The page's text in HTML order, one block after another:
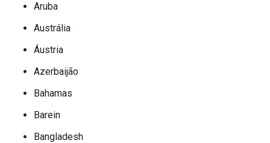
Aruba
Austrália
Áustria
Azerbaijão
Bahamas
Barein
Bangladesh